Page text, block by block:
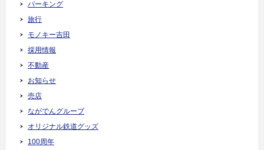
パーキング
旅行
モノキー吉田
採用情報
不動産
お知らせ
売店
ながでんグループ
オリジナル鉄道グッズ
100周年